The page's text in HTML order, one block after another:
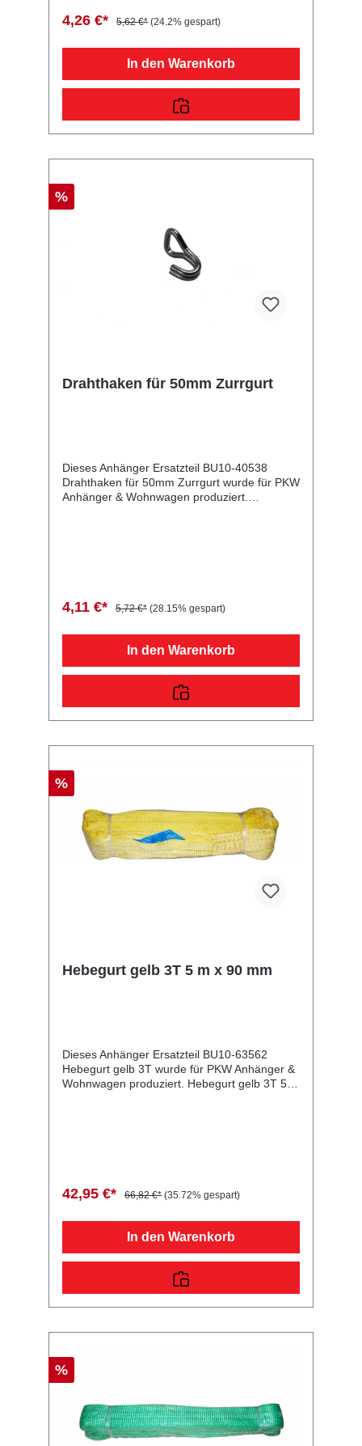
Wohnwagen!
4,26 €* 5,62 €* (24.2% gespart)
In den Warenkorb
%
Drahthaken für 50mm Zurrgurt
Dieses Anhänger Ersatzteil BU10-40538
Drahthaken für 50mm Zurrgurt wurde für PKW
Anhänger & Wohnwagen produziert.
4,11 €* 5,72 €* (28.15% gespart)
In den Warenkorb
%
Hebegurt gelb 3T 5 m x 90 mm
Dieses Anhänger Ersatzteil BU10-63562
Hebegurt gelb 3T wurde für PKW Anhänger &
Wohnwagen produziert. Hebegurt gelb 3T 5 m
42,95 €* 66,82 €* (35.72% gespart)
In den Warenkorb
%